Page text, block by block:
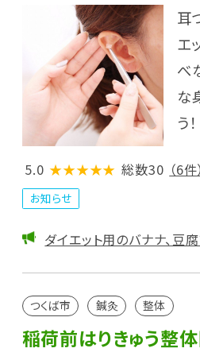
耳
エ
べ
な
う！
5.0 ★★★★★ 総数30 （6件）
お知らせ
ダイエット用のバナナ、豆腐
つくば市 鍼灸 整体
稲荷前はりきゅう整